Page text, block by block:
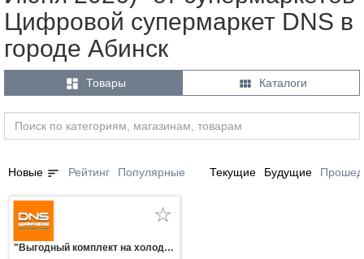
Цифровой супермаркет DNS в
городе Абинск
 Товары  Каталоги
Новые sort Рейтинг Популярные Текущие Будущие
"Выгодный комплект на холодильники Hisense!"